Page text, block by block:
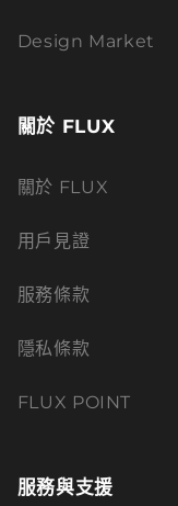
Design Market
關於 FLUX
關於 FLUX
用戶見證
服務條款
隱私條款
FLUX POINT
服務與支援